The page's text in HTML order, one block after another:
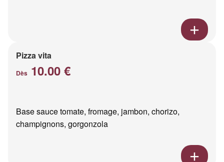
Pizza vita
Dès 10.00 €
Base sauce tomate, fromage, jambon, chorizo,
champignons, gorgonzola